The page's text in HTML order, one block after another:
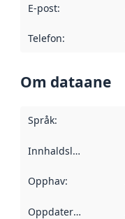
E-post:
Telefon:
Om dataane
Språk:
Innhaldsleverandørar
Opphav:
Oppdateringsfrekvens